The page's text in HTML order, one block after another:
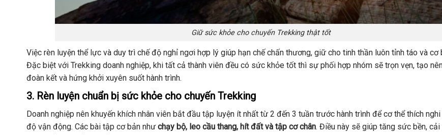
Giữ sức khỏe cho chuyến Trekking thật tốt
Việc rèn luyện thể lực và duy trì chế độ nghỉ ngơi hợp lý giúp hạn chế chấn thương, giữ cho tinh thần luôn tỉnh táo và cơ
Đặc biệt với Trekking doanh nghiệp, khi tất cả thành viên đều có sức khỏe tốt thì sự phối hợp nhóm sẽ trọn vẹn, tạo
đoàn kết và hứng khởi xuyên suốt hành trình.
3. Rèn luyện chuẩn bị sức khỏe cho chuyến Trekking
Doanh nghiệp nên khuyến khích nhân viên bắt đầu tập luyện ít nhất từ 2 đến 3 tuần trước hành trình để cơ thể thích
độ vận động. Các bài tập cơ bản như chạy bộ, leo cầu thang, hít đất và tập cơ chân. Điều này sẽ giúp tăng sức bền, cải